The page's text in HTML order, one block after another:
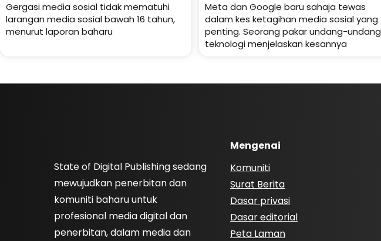
Gergasi media sosial tidak mematuhi
larangan media sosial bawah 16 tahun,
menurut laporan baharu
Meta dan Google baru sahaja tewas
dalam kes ketagihan media sosial yang
penting. Seorang pakar undang-undang
teknologi menjelaskan kesannya
State of Digital Publishing sedang
mewujudkan penerbitan dan
komuniti baharu untuk
profesional media digital dan
penerbitan, dalam media dan
Mengenai
Komuniti
Surat Berita
Dasar privasi
Dasar editorial
Peta Laman